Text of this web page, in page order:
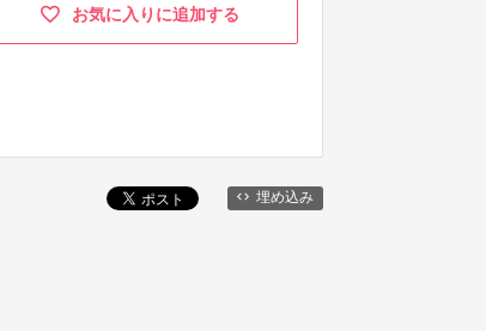
お気に入りに追加する
埋め込み